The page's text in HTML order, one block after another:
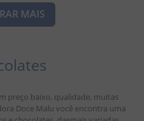
MAIS
preço baixo, qualidade, muitas
Doce Malu você encontra uma